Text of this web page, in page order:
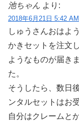
池ちゃん より:
2018年6月21日 5:42 AM
しゅうさんおはよ
かきセットを注文
ようなものが届き
た。
そうしたら、数日
ンタルセットはお
自分はクレームと